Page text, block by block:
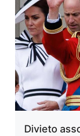
Divieto